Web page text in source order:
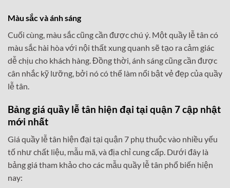
Màu sắc và ánh sáng
Cuối cùng, màu sắc cũng cần được chú ý. Một quầy lễ tân có
màu sắc hài hòa với nội thất xung quanh sẽ tạo ra cảm giác
dễ chịu cho khách hàng. Đồng thời, ánh sáng cũng cần được
cân nhắc kỹ lưỡng, bởi nó có thể làm nổi bật vẻ đẹp của quầy
lễ tân.
Bảng giá quầy lễ tân hiện đại tại quận 7 cập nhật
mới nhất
Giá quầy lễ tân hiện đại tại quận 7 phụ thuộc vào nhiều yếu
tố như chất liệu, mẫu mã, và địa chỉ cung cấp. Dưới đây là
bảng giá tham khảo cho các mẫu quầy lễ tân phổ biến hiện
nay: